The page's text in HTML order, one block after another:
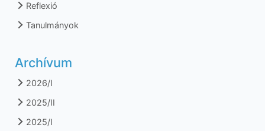
Reflexió
Tanulmányok
Archívum
2026/I
2025/II
2025/I